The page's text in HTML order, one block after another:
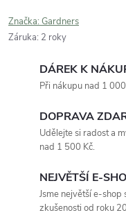
Značka: Gardners
Záruka: 2 roky
DÁREK K
Při nákupu nad 1
DOPRAVA
Udělejte si radost a
nad 1 500 Kč.
NEJVĚTŠÍ E-
Jsme největší e-
zkušenosti od roku